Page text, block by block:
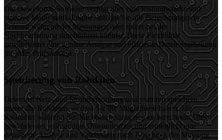
Die DewesoftX-Software verfügt über eine leistungsstarke und
intuitive Mathematik-Engine, mit der Sie alle Berechnungen in
Echtzeit während der Messungen oder später bei der
Nachbearbeitung durchführen können. Diese Flexibilität
gewährleistet eine genaue Analyse und effiziente Datenverarbeitung
für jedes Prüfszenario.
Speicherung von Rohdaten
Dewesoft Netz- und Stromversorgungsanalysatoren speichern
immer die Rohdaten, so dass Sie die Möglichkeit haben, alle
Parameter während der Nachbearbeitung neu zu berechnen. Dies
gewährleistet vollständige Datenintegrität und ermöglicht eine
detaillierte Analyse und Validierung nach Abschluss der Messung.